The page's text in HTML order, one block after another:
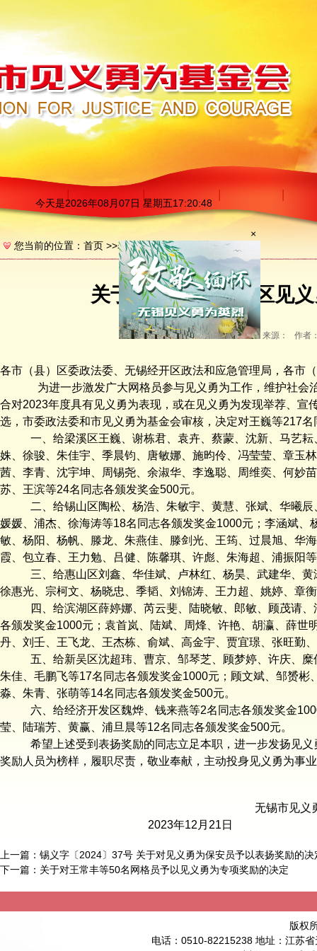
今天是2026年08月07日 星期五17:20:48
您当前的位置： 首页 >>表彰决定
关于对2023年度城区见
来源： 作者
各市（县）区委政法委、无锡经开区政法和应急管理局，各市
为进一步激发广大网格员参与见义勇为工作，维护社
合对2023年度具有见义勇为表现，或在见义勇为发现举荐、
选，市委政法委和市见义勇为基金会审核，决定对王巍等217
一、给梁溪区王巍、谢栋君、袁卉、蔡蒙、沈新、马艺
姝、徐骏、朱佳宇、季晨钧、唐敏娜、施昀伶、冯莹莹、章玉
茜、李青、沈宇坤、周锡尧、余淑华、李逸聪、周维奕、何妙
苏、王滨等24名同志各颁发奖金500元。
二、给锡山区陶松、杨浩、朱敏宇、黄慧、张斌、华曦
媛媛、浦杰、徐海涛等18名同志各颁发奖金1000元；李涵斌
敏、杨阳、杨帆、滕龙、朱燕佳、滕剑光、王筠、过晨旭、华
霞、包立春、王力勉、吕健、陈馨琪、许彪、朱海超、浦振阳
三、给惠山区刘鑫、华佳斌、卢林红、杨昊、武建华、
徐惠光、宗柯文、杨晓忠、季韬、刘锦涛、王力超、姚婷、章
四、给滨湖区薛婷娜、芮云斐、陆晓敏、郎敏、顾茂请
各颁发奖金1000元；袁首岚、陆斌、周烽、许艳、胡瀛、薛
丹、刘壬、王飞龙、王杰栋、俞斌、高金宇、贾宜璟、张旺勤
五、给新吴区沈超玮、曹京、邹琴芝、顾梦婷、许庆、
朱佳、毛鹏飞等17名同志各颁发奖金1000元；顾文斌、邹赟
淼、朱青、张萌等14名同志各颁发奖金500元。
六、给经济开发区魏烨、钱来燕等2名同志各颁发奖金
莹、陆瑞芳、黄赢、浦旦晨等12名同志各颁发奖金500元。
希望上述受到表扬奖励的同志立足本职，进一步发扬见
奖励人员为榜样，履职尽责，敬业奉献，主动投身见义勇为事
无锡市见
2023年12月21日
上一篇： 锡义字〔2024〕37号 关于对见义勇为保安员予以表扬奖励的决
下一篇： 关于对王常丰等50名网格员予以见义勇为专项奖励的决定
版权
电话：0510-82215238 地址：江苏
×